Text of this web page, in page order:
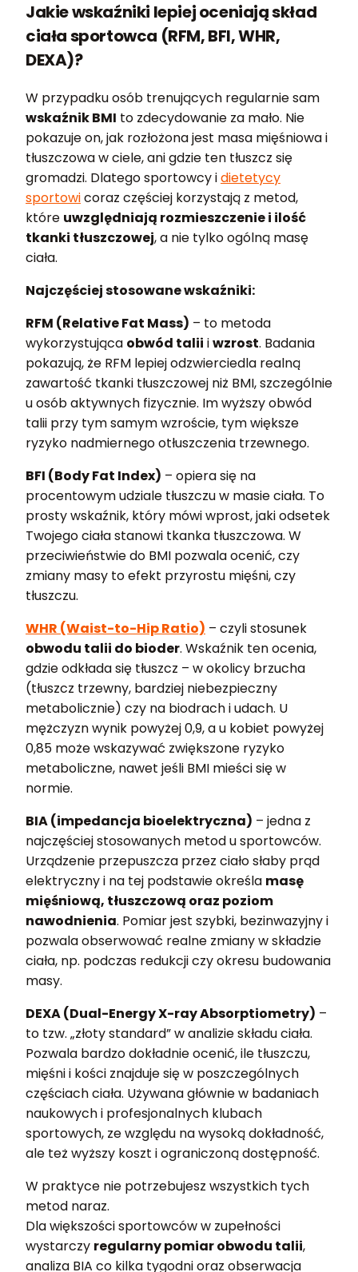
Jakie wskaźniki lepiej oceniają skład
ciała sportowca (RFM, BFI, WHR,
DEXA)?
W przypadku osób trenujących regularnie sam
wskaźnik BMI to zdecydowanie za mało. Nie
pokazuje on, jak rozłożona jest masa mięśniowa i
tłuszczowa w ciele, ani gdzie ten tłuszcz się
gromadzi. Dlatego sportowcy idietetycy
sportowicoraz częściej korzystają z metod,
które uwzględniają rozmieszczenie i ilość
tkanki tłuszczowej, a nie tylko ogólną masę
ciała.
Najczęściej stosowane wskaźniki:
RFM (Relative Fat Mass) – to metoda
wykorzystująca obwód talii iwzrost. Badania
pokazują, że RFM lepiej odzwierciedla realną
zawartość tkanki tłuszczowej niż BMI, szczególnie
u osób aktywnych fizycznie. Im wyższy obwód
talii przy tym samym wzroście, tym większe
ryzyko nadmiernego otłuszczenia trzewnego.
BFI (Body Fat Index) – opiera się na
procentowym udziale tłuszczu w masie ciała. To
prosty wskaźnik, który mówi wprost, jaki odsetek
Twojego ciała stanowi tkanka tłuszczowa. W
przeciwieństwie do BMI pozwala ocenić, czy
zmiany masy to efekt przyrostu mięśni, czy
tłuszczu.
WHR (Waist-to-Hip Ratio) – czyli stosunek
obwodu talii do bioder. Wskaźnik ten ocenia,
gdzie odkłada się tłuszcz – w okolicy brzucha
(tłuszcz trzewny, bardziej niebezpieczny
metabolicznie) czy na biodrach i udach. U
mężczyzn wynik powyżej 0,9, a u kobiet powyżej
0,85 może wskazywać zwiększone ryzyko
metaboliczne, nawet jeśli BMI mieści się w
normie.
BIA (impedancja bioelektryczna) – jedna z
najczęściej stosowanych metod u sportowców.
Urządzenie przepuszcza przez ciało słaby prąd
elektryczny i na tej podstawie określa masę
mięśniową, tłuszczową oraz poziom
nawodnienia. Pomiar jest szybki, bezinwazyjny i
pozwala obserwować realne zmiany w składzie
ciała, np. podczas redukcji czy okresu budowania
masy.
DEXA (Dual-Energy X-ray Absorptiometry) –
to tzw. „złoty standard” w analizie składu ciała.
Pozwala bardzo dokładnie ocenić, ile tłuszczu,
mięśni i kości znajduje się w poszczególnych
częściach ciała. Używana głównie w badaniach
naukowych i profesjonalnych klubach
sportowych, ze względu na wysoką dokładność,
ale też wyższy koszt i ograniczoną dostępność.
W praktyce nie potrzebujesz wszystkich tych
metod naraz.
Dla większości sportowców w zupełności
wystarczy regularny pomiar obwodu talii,
analiza BIA co kilka tygodni oraz obserwacja